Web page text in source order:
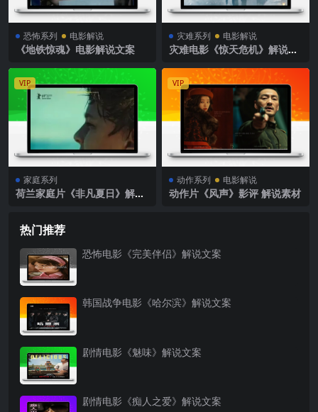
恐怖系列 电影解说
《地铁惊魂》电影解说文案
灾难系列 电影解说
灾难电影《惊天危机》解说文
VIP
家庭系列
荷兰家庭片《非凡夏日》解说
VIP
动作系列 电影解说
动作片《风声》影评 解说素材
热门推荐
恐怖电影《完美伴侣》解说文案
韩国战争电影《哈尔滨》解说文案
剧情电影《魅味》解说文案
剧情电影《痴人之爱》解说文案